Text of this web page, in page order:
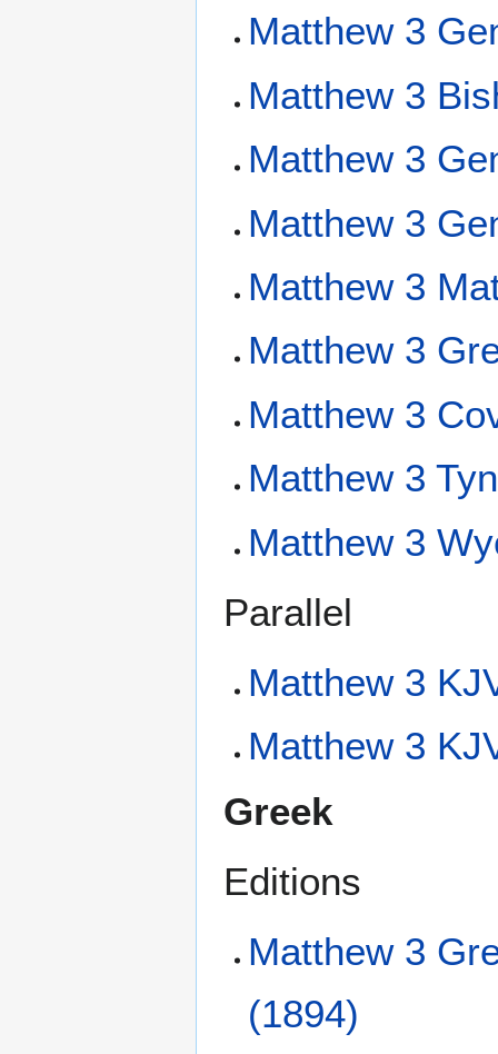
Matthew 3
Matthew 3
Matthew 3
Matthew 3
Matthew 3
Matthew 3
Matthew 3
Matthew 3
Matthew 3
Parallel
Matthew 3
Matthew 3
Greek
Editions
Matthew 3
(1894)